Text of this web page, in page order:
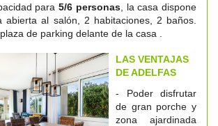
para 5/6 personas, la casa dispone
abierta al salón, 2 habitaciones, 2 baños.
de parking delante de la casa .
LAS VENTAJAS
DE ADELFAS
- Poder disfrutar
de gran porche y
zona ajardinada